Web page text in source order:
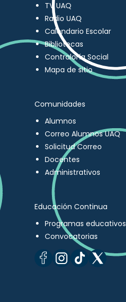
TV UAQ
Radio UAQ
Calendario Escolar
Bibliotecas
Contraloría Social
Mapa de sitio
Comunidades
Alumnos
Correo Alumnos UAQ
Solicitud Correo
Docentes
Administrativos
Educación Continua
Programas educativos
Convocatorias